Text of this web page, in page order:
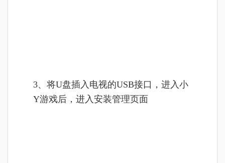
3、将U盘插入电视的USB接口，进入小
Y游戏后，进入安装管理页面